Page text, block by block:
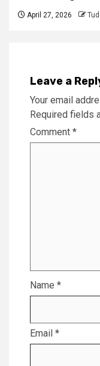
April 27, 2026
Leave a
Your email
Required fields
Comment *
Name *
Email *